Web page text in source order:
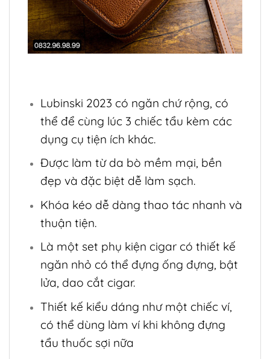
Lubinski 2023 có ngăn chứ rộng, có
thể để cùng lúc 3 chiếc tẩu kèm các
dụng cụ tiện ích khác.
Được làm từ da bò mềm mại, bền
đẹp và đặc biệt dễ làm sạch.
Khóa kéo dễ dàng thao tác nhanh và
thuận tiện.
Là một set phụ kiện cigar có thiết kế
ngăn nhỏ có thể đựng ống đựng, bật
lửa, dao cắt cigar.
Thiết kế kiểu dáng như một chiếc ví,
có thể dùng làm ví khi không đựng
tẩu thuốc sợi nữa